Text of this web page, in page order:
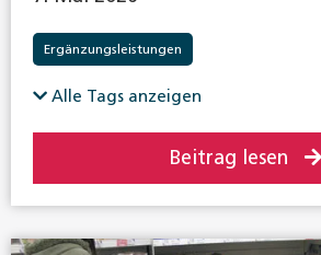
Ergänzungsleistungen
Alle Tags anzeigen
Beitrag lesen